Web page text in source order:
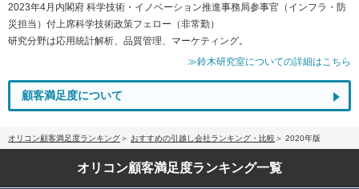
2023年4月内閣府 科学技術・イノベーション推進事務局参事官（インフラ・防
災担当）付上席科学技術政策フェロー（非常勤）
研究分野は応用統計解析、品質管理、マーケティング。
≫鈴木研究室についての詳細はこちら
顧客満足度について
オリコン顧客満足度ランキング おすすめの引越し会社ランキング・比較 2020年版
オリコン顧客満足度ランキング一覧